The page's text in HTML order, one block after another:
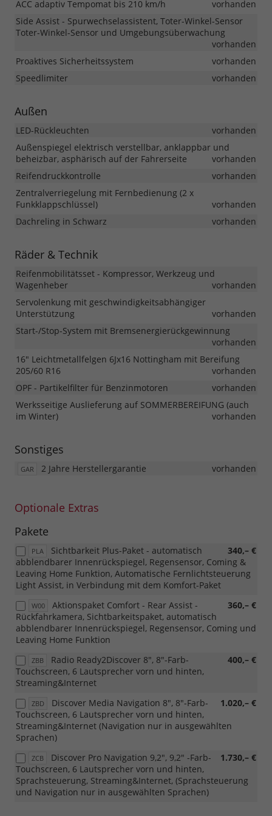
ACC adaptiv Tempomat bis 210 km/h
vorhanden
Side Assist - Spurwechselassistent, Toter-Winkel-Sensor
Toter-Winkel-Sensor und Umgebungsüberwachung
vorhanden
Proaktives Sicherheitssystem
vorhanden
Speedlimiter
vorhanden
Außen
LED-Rückleuchten
vorhanden
Außenspiegel elektrisch verstellbar, anklappbar und
beheizbar, asphärisch auf der Fahrerseite
vorhanden
Reifendruckkontrolle
vorhanden
Zentralverriegelung mit Fernbedienung (2 x
Funkklappschlüssel)
vorhanden
Dachreling in Schwarz
vorhanden
Räder & Technik
Reifenmobilitätsset - Kompressor, Werkzeug und
Wagenheber
vorhanden
Servolenkung mit geschwindigkeitsabhängiger
Unterstützung
vorhanden
Start-/Stop-System mit Bremsenergierückgewinnung
vorhanden
16" Leichtmetallfelgen 6Jx16 Nottingham mit Bereifung
205/60 R16
vorhanden
OPF - Partikelfilter für Benzinmotoren
vorhanden
Werksseitige Auslieferung auf SOMMERBEREIFUNG (auch
im Winter)
vorhanden
Sonstiges
GAR 2 Jahre Herstellergarantie vorhanden
Optionale Extras
Pakete
PLA 340,– €
Sichtbarkeit Plus-Paket - automatisch
abblendbarer Innenrückspiegel, Regensensor, Coming &
Leaving Home Funktion, Automatische Fernlichtsteuerung
Light Assist, in Verbindung mit dem Komfort-Paket
W00 360,– €
Aktionspaket Comfort - Rear Assist -
Rückfahrkamera, Sichtbarkeitspaket, automatisch
abblendbarer Innenrückspiegel, Regensensor, Coming und
Leaving Home Funktion
ZBB 400,– €
Radio Ready2Discover 8", 8"-Farb-
Touchscreen, 6 Lautsprecher vorn und hinten,
Streaming&Internet
ZBD 1.020,– €
Discover Media Navigation 8", 8"-Farb-
Touchscreen, 6 Lautsprecher vorn und hinten,
Streaming&Internet (Navigation nur in ausgewählten
Sprachen)
ZCB 1.730,– €
Discover Pro Navigation 9,2", 9,2" -Farb-
Touchscreen, 6 Lautsprecher vorn und hinten,
Sprachsteuerung, Streaming&Internet, (Sprachsteuerung
und Navigation nur in ausgewählten Sprachen)